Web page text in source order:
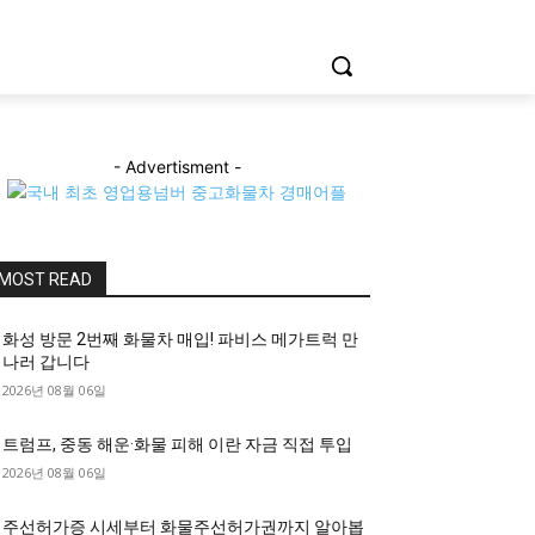
- Advertisment -
READ
화성 방문 2번째 화물차 매입! 파비스 메가트럭 만
나러 갑니다
2026년 08월 06일
트럼프, 중동 해운·화물 피해 이란 자금 직접 투입
2026년 08월 06일
주선허가증 시세부터 화물주선허가권까지 알아봅